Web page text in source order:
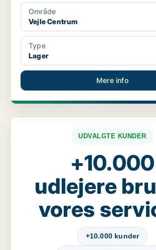
Område
Vejle Centrum
Type
Lager
Mere info
UDVALGTE KUNDER
+10.000
udlejere
vores
+10.000 kunder